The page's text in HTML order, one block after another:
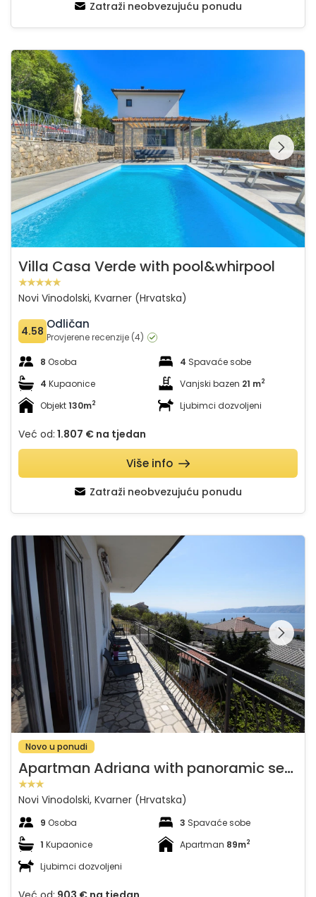
Zatraži neobvezujuću ponudu
Villa Casa Verde with pool&whirpool
Pregledajte cijelu
galeriju na
Villa Casa Verde with pool&whirpool
Novi Vinodolski, Kvarner (Hrvatska)
4.58 Odličan
Provjerene recenzije (4)
8 Osoba 4 Spavaće sobe
4 Kupaonice Vanjski bazen 21 m2
Objekt130m2 Ljubimci dozvoljeni
Već od: 1.807 € na tjedan
Zatraži neobvezujuću ponudu
Više info
Apartman Adriana with panoramic sea view
Pregledajte cijelu
galeriju na
Novo u ponudi
A
partman Adriana with panoramic sea view
Novi Vinodolski, Kvarner (Hrvatska)
9 Osoba 3 Spavaće sobe
1 Kupaonice Apartman 89m2
Ljubimci dozvoljeni